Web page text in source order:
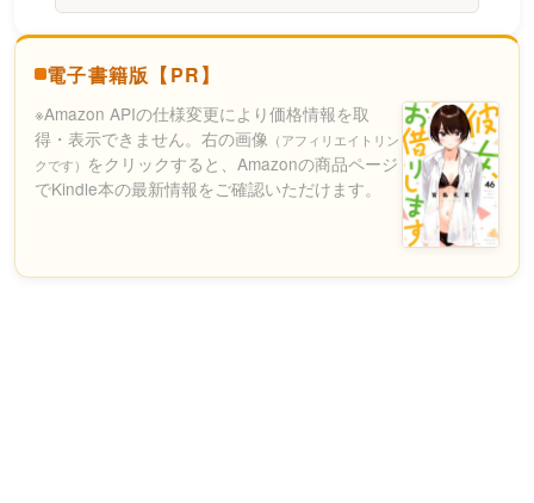
電子書籍版【PR】
※Amazon APIの仕様変更により価格情報を取
得・表示できません。右の画像 （アフィリエイトリン
クです） をクリックすると、Amazonの商品ページ
でKindle本の最新情報をご確認いただけます。